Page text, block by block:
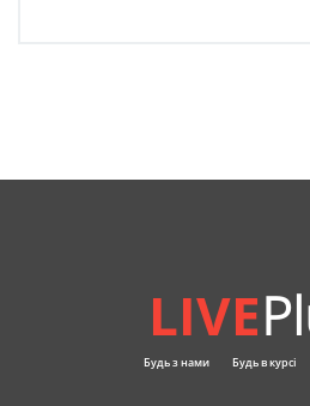
LIVE
Будь з нами Будь в курсі